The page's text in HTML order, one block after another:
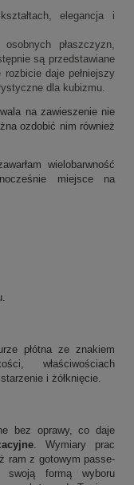
elegancja i
płaszczyzn,
są przedstawiane
daje pełniejszy
dla kubizmu.
na zawieszenie nie
ozdobić nim również
wielobarwność
miejsce na
płótna ze znakiem
właściwościach
i żółknięcie.
bez oprawy, co daje
. Wymiary prac
ram z gotowym passe-
swoją formą wyboru